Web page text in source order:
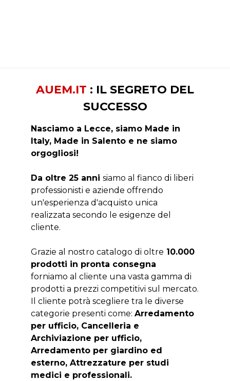
AUEM.IT : IL SEGRETO DEL
SUCCESSO
Nasciamo a Lecce, siamo Made in
Italy, Made in Salento e ne siamo
orgogliosi!
Da oltre 25 anni siamo al fianco di liberi
professionisti e aziende offrendo
un'esperienza d'acquisto unica
realizzata secondo le esigenze del
cliente.
Grazie al nostro catalogo di oltre 10.000
prodotti in pronta consegna
forniamo al cliente una vasta gamma di
prodotti a prezzi competitivi sul mercato.
Il cliente potrà scegliere tra le diverse
categorie presenti come: Arredamento
per ufficio, Cancelleria e
Archiviazione per ufficio,
Arredamento per giardino ed
esterno, Attrezzature per studi
medici e professionali.